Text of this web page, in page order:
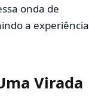
onda de
a experiência
Virada